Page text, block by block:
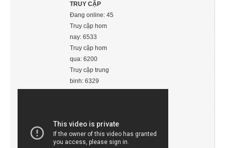
TRUY CẬP
Đang online: 45
Truy cập hom
nay: 6533
Truy cập hom
qua: 6200
Truy cập trung
binh: 6329